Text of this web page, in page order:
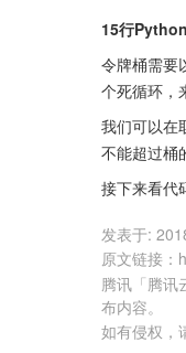
15行
令牌桶需要
个死循环，
我们可以在
不能超过桶
接下来看代
发表于:
原文链接 ：
腾讯「腾讯
布内容。
如有侵权，